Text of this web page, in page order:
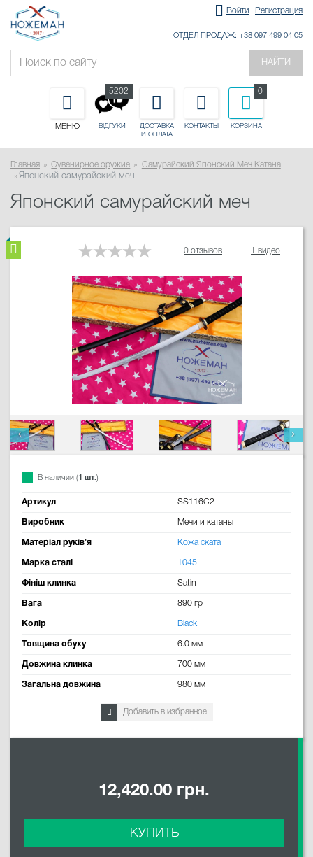
Войти Регистрация
ОТДЕЛ ПРОДАЖ: +38 097 499 04 05
НАЙТИ
МЕНЮ ВІДГУКИ
5202
ДОСТАВКА
И ОПЛАТА
КОНТАКТЫ КОРЗИНА
0
Главная Сувенирное оружие
Самурайский Японский Меч Катана
Японский самурайский меч
Японский самурайский меч
0 отзывов 1 видео
В наличии (1 шт.)
Артикул SS116C2
Виробник Мечи и катаны
Матеріал руків'я Кожа ската
Марка сталі 1045
Фініш клинка Satin
Вага 890 гр
Колір Black
Товщина обуху 6.0 мм
Довжина клинка 700 мм
Загальна довжина 980 мм
Добавить в избранное
12,420.00 грн.
КУПИТЬ